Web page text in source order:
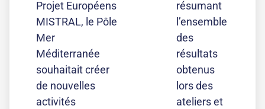
Projet Européens
MISTRAL, le Pôle
Mer
Méditerranée
souhaitait créer
de nouvelles
activités
résumant
l’ensemble
des
résultats
obtenus
lors des
ateliers et